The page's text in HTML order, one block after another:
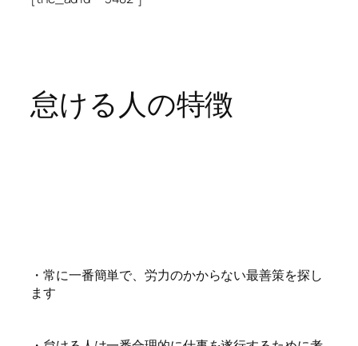
怠ける人の特徴
・常に一番簡単で、労力のかからない最善策を探し
ます